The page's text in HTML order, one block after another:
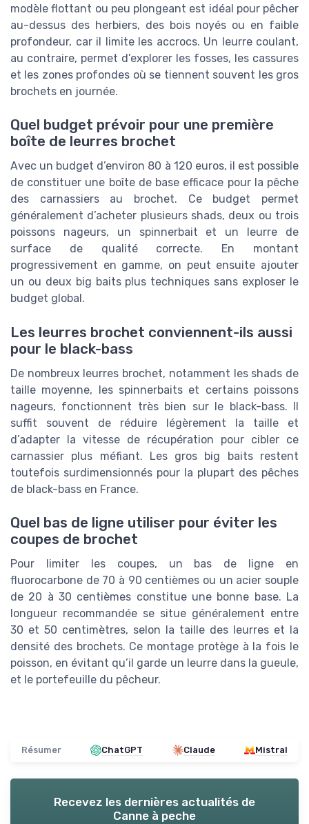
modèle flottant ou peu plongeant est idéal pour pêcher
au-dessus des herbiers, des bois noyés ou en faible
profondeur, car il limite les accrocs. Un leurre coulant,
au contraire, permet d’explorer les fosses, les cassures
et les zones profondes où se tiennent souvent les gros
brochets en journée.
Quel budget prévoir pour une première
boîte de leurres brochet
Avec un budget d’environ 80 à 120 euros, il est possible
de constituer une boîte de base efficace pour la pêche
des carnassiers au brochet. Ce budget permet
généralement d’acheter plusieurs shads, deux ou trois
poissons nageurs, un spinnerbait et un leurre de
surface de qualité correcte. En montant
progressivement en gamme, on peut ensuite ajouter
un ou deux big baits plus techniques sans exploser le
budget global.
Les leurres brochet conviennent-ils aussi
pour le black-bass
De nombreux leurres brochet, notamment les shads de
taille moyenne, les spinnerbaits et certains poissons
nageurs, fonctionnent très bien sur le black-bass. Il
suffit souvent de réduire légèrement la taille et
d’adapter la vitesse de récupération pour cibler ce
carnassier plus méfiant. Les gros big baits restent
toutefois surdimensionnés pour la plupart des pêches
de black-bass en France.
Quel bas de ligne utiliser pour éviter les
coupes de brochet
Pour limiter les coupes, un bas de ligne en
fluorocarbone de 70 à 90 centièmes ou un acier souple
de 20 à 30 centièmes constitue une bonne base. La
longueur recommandée se situe généralement entre
30 et 50 centimètres, selon la taille des leurres et la
densité des brochets. Ce montage protège à la fois le
poisson, en évitant qu’il garde un leurre dans la gueule,
et le portefeuille du pêcheur.
Résumer ChatGPT Claude Mistral
Recevez les dernières actualités de
Canne à peche